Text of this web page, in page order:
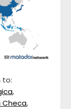
to:
,
Checa,